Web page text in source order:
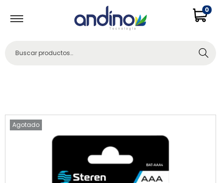
0
Buscar
Agotado